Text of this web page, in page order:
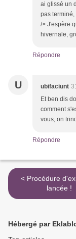
ai glissé un
pas
/> J'espère
hivernale,
Répondre
U ubifaciunt
Et ben dis
comment
vous, on
Répondre
< Procédure d'expulsion
lancée !
Hébergé par